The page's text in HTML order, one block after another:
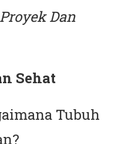
Dan
Sehat
Tubuh